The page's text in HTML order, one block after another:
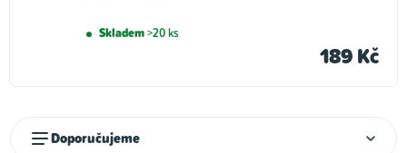
Skladem>20 ks
189 Kč
Doporučujeme